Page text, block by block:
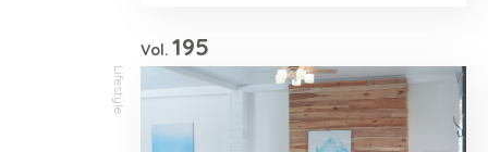
Lifestyle
Vol. 195